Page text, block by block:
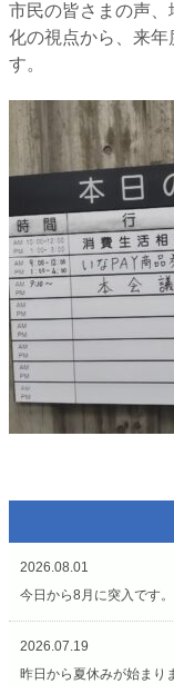
市民の皆さまの声
化の視点から、来年
す。
2026.08.01
今日から8月に突入です。
2026.07.19
昨日から夏休みが始まり